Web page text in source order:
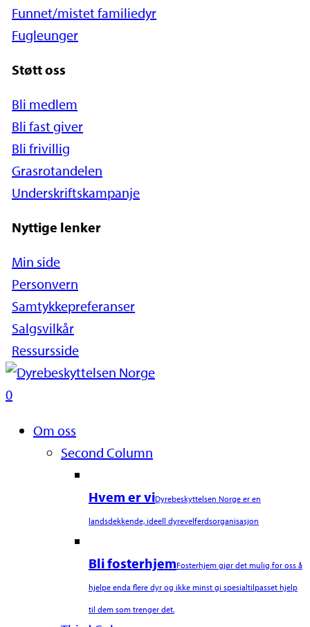
Funnet/mistet familiedyr
Fugleunger
Støtt oss
Bli medlem
Bli fast giver
Bli frivillig
Grasrotandelen
Underskriftskampanje
Nyttige lenker
Min side
Personvern
Samtykkepreferanser
Salgsvilkår
Ressursside
Close
Search
search
0
Om oss
Second Column
Hvem er viDyrebeskyttelsen Norge er en
landsdekkende, ideell dyrevelferdsorganisasjon
Bli fosterhjemFosterhjem gjør det mulig for oss å
hjelpe enda flere dyr og ikke minst gi spesialtilpasset hjelp
til dem som trenger det.